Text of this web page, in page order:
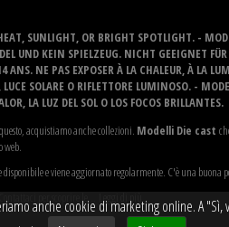
SUNLIGHT, OR BRIGHT SPOTLIGHT. -
UND KEIN SPIELZEUG. NICHT GEEIGNET
NE PAS EXPOSER À LA CHALEUR, À LA
SOLARE O RIFLETTORE LUMINOSO. -
LA LUZ DEL SOL O LOS FOCOS BRILLANTES.
acquistiamo anche collezioni. Modelli Die cast
web.
e viene aggiornato regolarmente. C'è una buona
per scoprire le...Leggi di più
anche cookie di marketing online. A